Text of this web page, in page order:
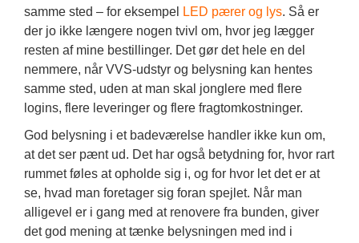
samme sted – for eksempel
LED pærer og lys. Så er
der jo ikke længere nogen tvivl om, hvor jeg lægger
resten af mine bestillinger. Det gør det hele en del
nemmere, når VVS-udstyr og belysning kan hentes
samme sted, uden at man skal jonglere med flere
logins, flere leveringer og flere fragtomkostninger.
God belysning i et badeværelse handler ikke kun om,
at det ser pænt ud. Det har også betydning for, hvor rart
rummet føles at opholde sig i, og for hvor let det er at
se, hvad man foretager sig foran spejlet. Når man
alligevel er i gang med at renovere fra bunden, giver
det god mening at tænke belysningen med ind i